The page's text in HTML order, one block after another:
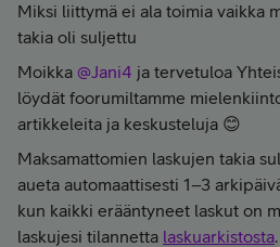
Miksi liittymä ei ala toimia vaikka
takia oli suljettu
Moikka ​ @Jani4 ja tervetuloa
löydät foorumiltamme
artikkeleita ja keskusteluja 😊
Maksamattomien laskujen takia
aueta automaattisesti 1–3
kun kaikki erääntyneet laskut on
laskujesi tilannetta laskuarkistosta